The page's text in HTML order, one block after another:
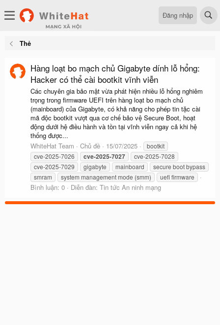
Đăng nhập
Thẻ
Hàng loạt bo mạch chủ Gigabyte dính lỗ hổng:
Hacker có thể cài bootkit vĩnh viễn
Các chuyên gia bảo mật vừa phát hiện nhiều lỗ hổng nghiêm
trọng trong firmware UEFI trên hàng loạt bo mạch chủ
(mainboard) của Gigabyte, có khả năng cho phép tin tặc cài
mã độc bootkit vượt qua cơ chế bảo vệ Secure Boot, hoạt
động dưới hệ điều hành và tồn tại vĩnh viễn ngay cả khi hệ
thống được...
WhiteHat Team
Chủ đề 15/07/2025
bootkit
cve-2025-7026
cve-2025-7027
cve-2025-7028
cve-2025-7029
gigabyte mainboard
secure boot bypass
smram
system management mode (smm) uefi firmware
Bình luận: 0 Diễn đàn: Tin tức An ninh mạng